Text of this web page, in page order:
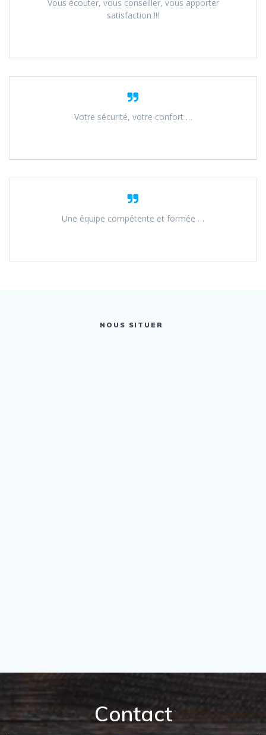
Vous écouter, vous conseiller, vous apporter
satisfaction !!!
Votre sécurité, votre confort …
Une équipe compétente et formée …
NOUS SITUER
Contact